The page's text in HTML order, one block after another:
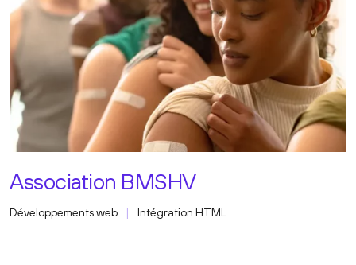
Association BMSHV
Développements web Intégration HTML